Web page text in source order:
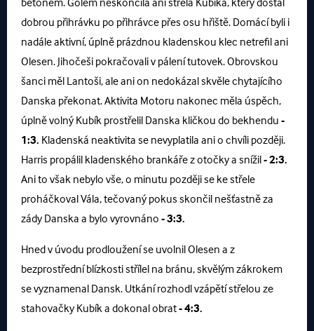
dobrou přihrávku po přihrávce přes osu hřiště. Domácí byli i
nadále aktivní, úplně prázdnou kladenskou klec netrefil ani
Olesen. Jihočeši pokračovali v pálení tutovek. Obrovskou
šanci měl Lantoši, ale ani on nedokázal skvěle chytajícího
Danska překonat. Aktivita Motoru nakonec měla úspěch,
úplně volný Kubík prostřelil Danska kličkou do bekhendu -
1:3. Kladenská neaktivita se nevyplatila ani o chvíli později.
Harris propálil kladenského brankáře z otočky a snížil- 2:3.
Ani to však nebylo vše, o minutu později se ke střele
proháčkoval Vála, tečovaný pokus skončil nešťastně za
zády Danska a bylo vyrovnáno - 3:3.
Hned v úvodu prodloužení se uvolnil Olesen a z
bezprostřední blízkosti střílel na bránu, skvělým zákrokem
se vyznamenal Dansk. Utkání rozhodl vzápětí střelou ze
stahovačky Kubík a dokonal obrat- 4:3.